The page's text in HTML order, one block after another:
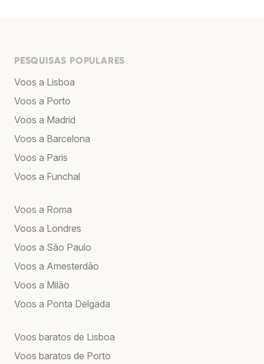
PESQUISAS POPULARES
Voos a Lisboa
Voos a Porto
Voos a Madrid
Voos a Barcelona
Voos a Paris
Voos a Funchal
Voos a Roma
Voos a Londres
Voos a São Paulo
Voos a Amesterdão
Voos a Milão
Voos a Ponta Delgada
Voos baratos de Lisboa
Voos baratos de Porto